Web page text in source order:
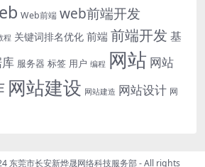
Web前端 web前端开发
程 关键词排名优化 前端 前端开发 基
服务器 标签 用户 编程 网站 网站
网站建设 网站建造 网站设计 网
东莞市长安新烨晟网络科技服务部- All rights